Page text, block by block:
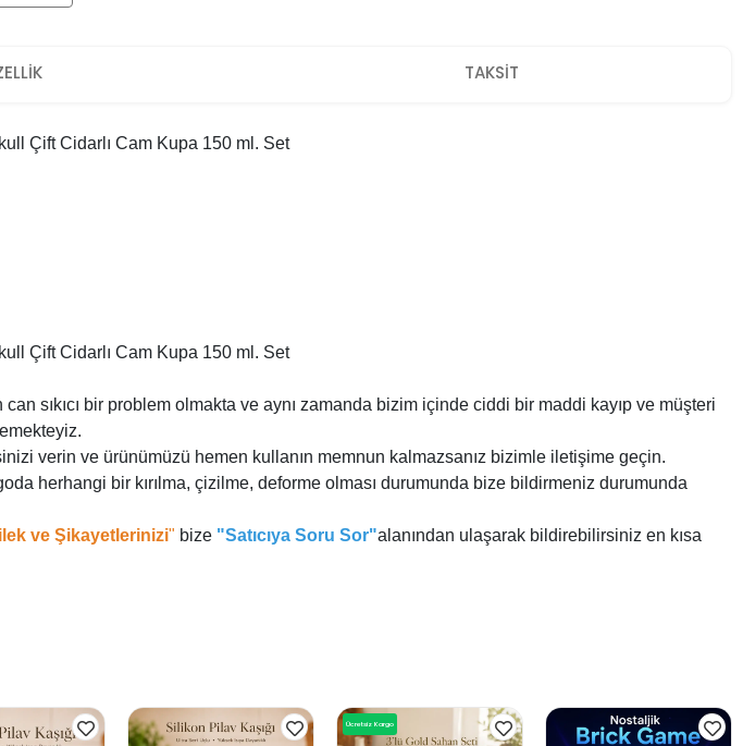
TAKSİT
Çift Cidarlı Cam Kupa 150 ml. Set
Çift Cidarlı Cam Kupa 150 ml. Set
sıkıcı bir problem olmakta ve aynı zamanda bizim içinde ciddi bir maddi kayıp ve müşteri
verin ve ürünümüzü hemen kullanın memnun kalmazsanız bizimle iletişime geçin.
herhangi bir kırılma, çizilme, deforme olması durumunda bize bildirmeniz durumunda
ve Şikayetlerinizi" bize "Satıcıya Soru Sor"alanından ulaşarak bildirebilirsiniz en kısa
Ücretsiz Kargo